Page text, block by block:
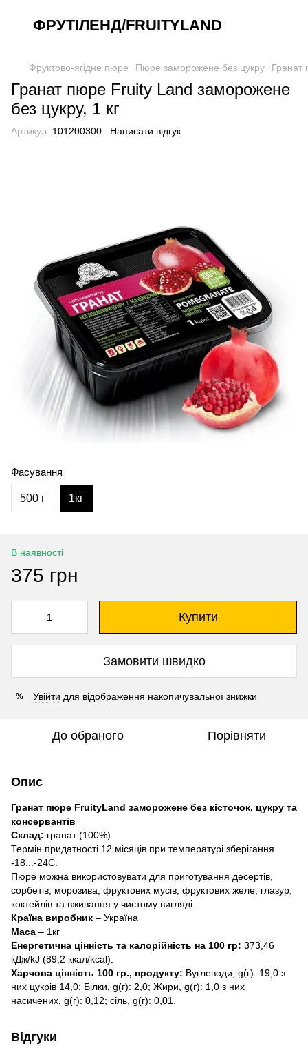
ФРУТІЛЕНД/FRUITYLAND
Фруктово-ягідне пюре Пюре заморожене без цукру Гранат
Гранат пюре Fruity Land заморожене
без цукру, 1 кг
Артикул: 101200300 Написати відгук
Фасування
500 г 1кг
В наявності
375 грн
Купити
Замовити швидко
% Увійти для відображення накопичувальної знижки
До обраного Порівняти
Опис
Гранат пюре FruityLand заморожене без кісточок, цукру та
консервантів
Склад: гранат (100%)
Термін придатності 12 місяців при температурі зберігання
-18...-24С.
Пюре можна використовувати для приготування десертів,
сорбетів, морозива, фруктових мусів, фруктових желе, глазур,
коктейлів та вживання у чистому вигляді.
Країна виробник – Україна
Маса – 1кг
Енергетична цінність та калорійність на 100 гр: 373,46
кДж/kJ (89,2 ккал/kcal).
Харчова цінність 100 гр., продукту: Вуглеводи, g(г): 19,0 з
них цукрів 14,0; Білки, g(г): 2,0; Жири, g(г): 1,0 з них
насичених, g(г): 0,12; сіль, g(г): 0,01.
Відгуки